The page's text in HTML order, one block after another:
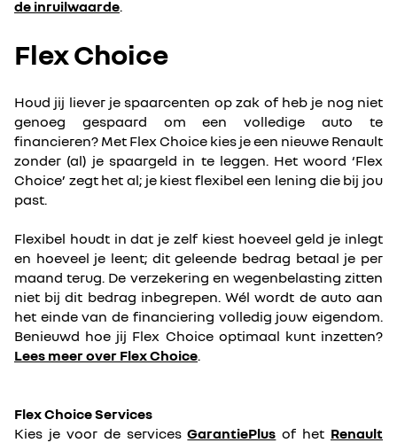
de inruilwaarde.
Flex Choice
Houd jij liever je spaarcenten op zak of heb je nog niet
genoeg gespaard om een volledige auto te
financieren? Met Flex Choice kies je een nieuwe Renault
zonder (al) je spaargeld in te leggen. Het woord ‘Flex
Choice’ zegt het al; je kiest flexibel een lening die bij jou
past.
Flexibel houdt in dat je zelf kiest hoeveel geld je inlegt
en hoeveel je leent; dit geleende bedrag betaal je per
maand terug. De verzekering en wegenbelasting zitten
niet bij dit bedrag inbegrepen. Wél wordt de auto aan
het einde van de financiering volledig jouw eigendom.
Benieuwd hoe jij Flex Choice optimaal kunt inzetten?
Lees meer over Flex Choice.
Flex Choice Services
Kies je voor de servicesGarantiePlus of het Renault